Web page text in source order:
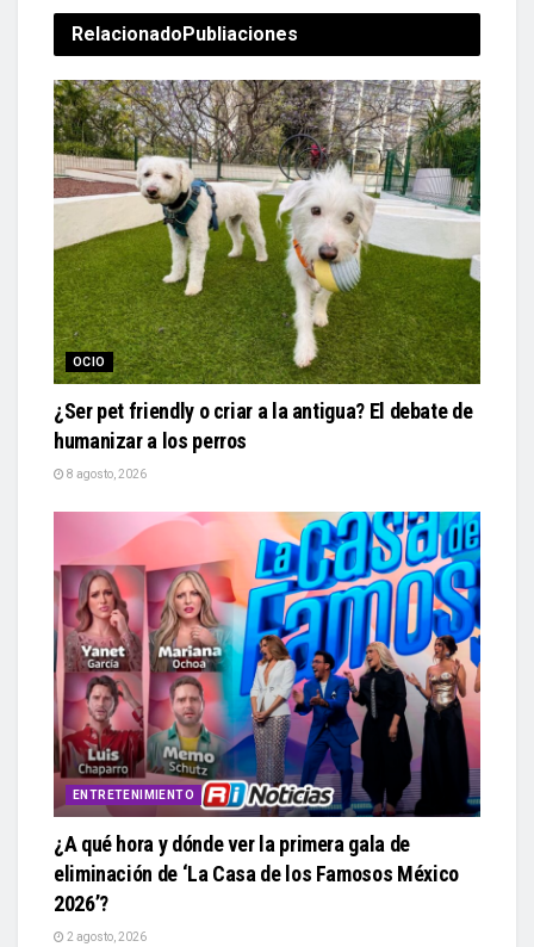
RelacionadoPubliaciones
OCIO
¿Ser pet friendly o criar a la antigua? El debate de
humanizar a los perros
8 agosto, 2026
ENTRETENIMIENTO
¿A qué hora y dónde ver la primera gala de
eliminación de ‘La Casa de los Famosos México
2026’?
2 agosto, 2026